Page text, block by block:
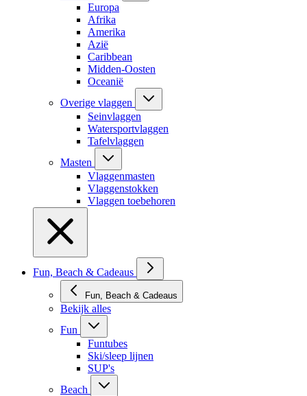
Europa
Afrika
Amerika
Azië
Caribbean
Midden-Oosten
Oceanië
Overige vlaggen
Seinvlaggen
Watersportvlaggen
Tafelvlaggen
Masten
Vlaggenmasten
Vlaggenstokken
Vlaggen toebehoren
Fun, Beach & Cadeaus
Fun, Beach & Cadeaus
Bekijk alles
Fun
Funtubes
Ski/sleep lijnen
SUP's
Beach